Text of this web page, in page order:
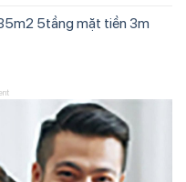
5tầng mặt tiền 3m